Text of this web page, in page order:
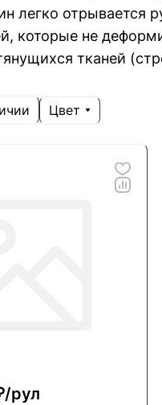
отрывается
которые не
тканей
Цвет
рул